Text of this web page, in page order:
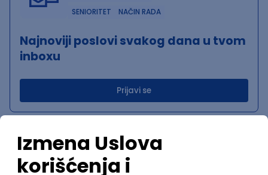
SENIORITET
NAČIN RADA
Najnoviji poslovi svakog dana u tvom
inboxu
Prijavi se
Trenutno nema oglasa po traženim kriterijumima
pretrage.
Pogledaj slične oglase ili izmeni kriterijume pretrage
OGLASI PO KRITERIJUMU QoS